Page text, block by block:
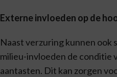
Externe invloeden op de
Naast verzuring kunnen ook
milieu-invloeden de conditie
aantasten. Dit kan zorgen